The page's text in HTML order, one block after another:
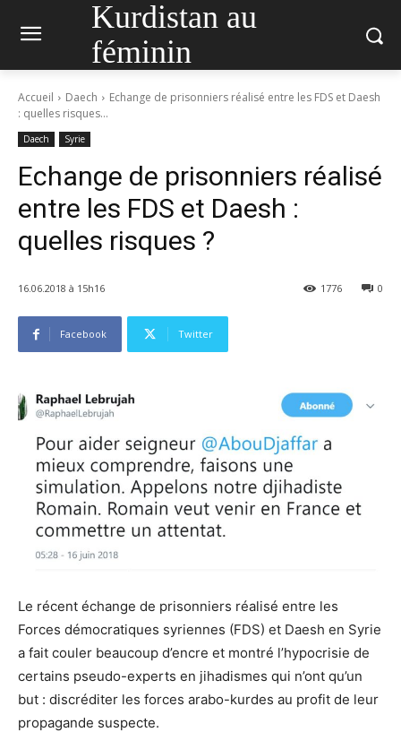
Kurdistan au
féminin
Accueil Daech
Echange de prisonniers réalisé entre les FDS et Daesh
: quelles risques...
Daech Syrie
Echange de prisonniers réalisé
entre les FDS et Daesh :
quelles risques ?
16.06.2018 à 15h16 0
1776
Facebook Twitter
Le récent échange de prisonniers réalisé entre les
Forces démocratiques syriennes (FDS) et Daesh en Syrie
a fait couler beaucoup d’encre et montré l’hypocrisie de
certains pseudo-experts en jihadismes qui n’ont qu’un
but : discréditer les forces arabo-kurdes au profit de leur
propagande suspecte.